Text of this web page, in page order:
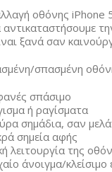
οθόνης
ξανά σαν
σπασμένη
σπάσιμο
ή ραγίσματα
σημάδια, σαν
σημεία αφής
λειτουργία της
άνοιγμα/